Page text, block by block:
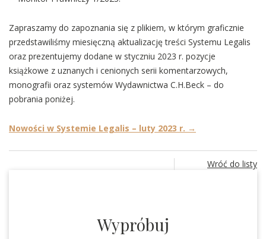
Zapraszamy do zapoznania się z plikiem, w którym graficznie
przedstawiliśmy miesięczną aktualizację treści Systemu Legalis
oraz prezentujemy dodane w styczniu 2023 r. pozycje
książkowe z uznanych i cenionych serii komentarzowych,
monografii oraz systemów Wydawnictwa C.H.Beck – do
pobrania poniżej.
Nowości w Systemie Legalis – luty 2023 r. →
Wróć do listy
Wypróbuj